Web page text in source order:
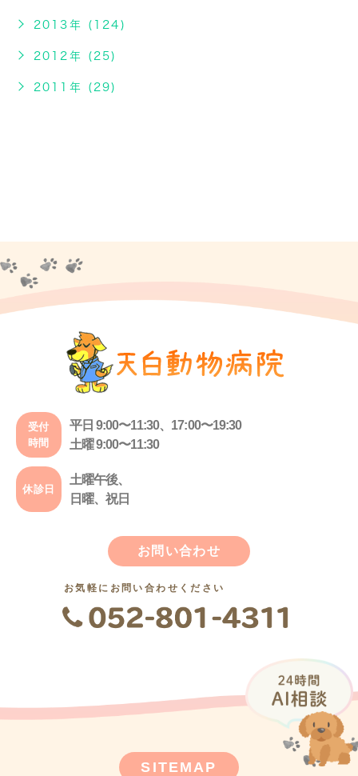
2013年 (124)
2012年 (25)
2011年 (29)
受付
時間
平日 9:00〜11:30、17:00〜19:30
土曜 9:00〜11:30
休診日
土曜午後、
日曜、祝日
お問い合わせ
お気軽にお問い合わせください
SITEMAP